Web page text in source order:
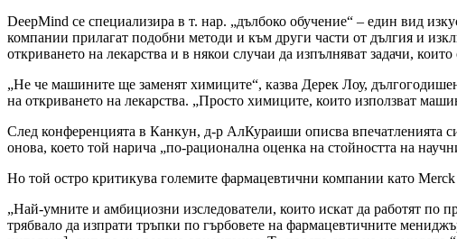
DeepMind се специализира в т. нар. „дълбоко обучение“ – един вид
компании прилагат подобни методи и към други части от дългия и
откриването на лекарства и в някои случаи да изпълняват задачи,
„Не че машините ще заменят химиците“, казва Дерек Лоу,
на откриването на лекарства. „Просто химиците, които използват
След конференцията в Канкун, д-р АлКураиши описва впечатленията
онова, което той нарича „по-рационална оценка на стойността на
Но той остро критикува големите фармацевтични компании като
„Най-умните и амбициозни изследователи, които искат да работят по
трябвало да изпрати тръпки по гърбовете на фармацевтичните